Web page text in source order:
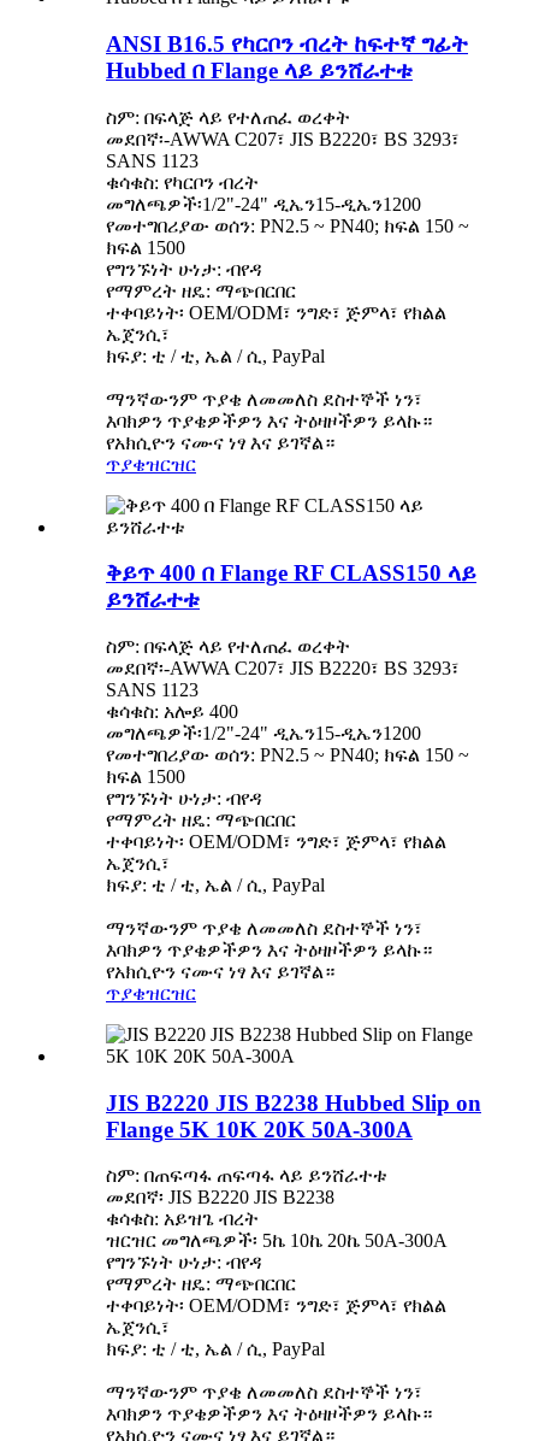
ANSI B16.5 የካርቦን ብረት ከፍተኛ ግፊት
Hubbed በ Flange ላይ ይንሸራተቱ
ስም: በፍላጅ ላይ የተለጠፈ ወረቀት
መደበኛ፡-AWWA C207፣ JIS B2220፣ BS 3293፣
SANS 1123
ቁሳቁስ: የካርቦን ብረት
መግለጫዎች፡1/2"-24" ዲኤን15-ዲኤን1200
የመተግበሪያው ወሰን: PN2.5 ~ PN40; ክፍል 150 ~
ክፍል 1500
የግንኙነት ሁነታ: ብየዳ
የማምረት ዘዴ: ማጭበርበር
ተቀባይነት፡ OEM/ODM፣ ንግድ፣ ጅምላ፣ የክልል
ኤጀንሲ፣
ክፍያ: ቲ / ቲ, ኤል / ሲ, PayPal
ማንኛውንም ጥያቄ ለመመለስ ደስተኞች ነን፣
እባክዎን ጥያቄዎችዎን እና ትዕዛዞችዎን ይላኩ።
የአክሲዮን ናሙና ነፃ እና ይገኛል።
ጥያቄዝርዝር
ቅይጥ 400 በ Flange RF CLASS150 ላይ
ይንሸራተቱ
ስም: በፍላጅ ላይ የተለጠፈ ወረቀት
መደበኛ፡-AWWA C207፣ JIS B2220፣ BS 3293፣
SANS 1123
ቁሳቁስ: አሎይ 400
መግለጫዎች፡1/2"-24" ዲኤን15-ዲኤን1200
የመተግበሪያው ወሰን: PN2.5 ~ PN40; ክፍል 150 ~
ክፍል 1500
የግንኙነት ሁነታ: ብየዳ
የማምረት ዘዴ: ማጭበርበር
ተቀባይነት፡ OEM/ODM፣ ንግድ፣ ጅምላ፣ የክልል
ኤጀንሲ፣
ክፍያ: ቲ / ቲ, ኤል / ሲ, PayPal
ማንኛውንም ጥያቄ ለመመለስ ደስተኞች ነን፣
እባክዎን ጥያቄዎችዎን እና ትዕዛዞችዎን ይላኩ።
የአክሲዮን ናሙና ነፃ እና ይገኛል።
ጥያቄዝርዝር
JIS B2220 JIS B2238 Hubbed Slip on
Flange 5K 10K 20K 50A-300A
ስም: በጠፍጣፋ ጠፍጣፋ ላይ ይንሸራተቱ
መደበኛ፡ JIS B2220 JIS B2238
ቁሳቁስ: አይዝጌ ብረት
ዝርዝር መግለጫዎች፡ 5ኬ 10ኬ 20ኬ 50A-300A
የግንኙነት ሁነታ: ብየዳ
የማምረት ዘዴ: ማጭበርበር
ተቀባይነት፡ OEM/ODM፣ ንግድ፣ ጅምላ፣ የክልል
ኤጀንሲ፣
ክፍያ: ቲ / ቲ, ኤል / ሲ, PayPal
ማንኛውንም ጥያቄ ለመመለስ ደስተኞች ነን፣
እባክዎን ጥያቄዎችዎን እና ትዕዛዞችዎን ይላኩ።
የአክሲዮን ናሙና ነፃ እና ይገኛል።